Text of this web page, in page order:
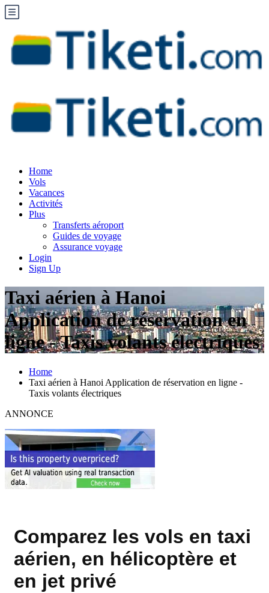
Home
Vols
Vacances
Activités
Plus
Transferts aéroport
Guides de voyage
Assurance voyage
Login
Sign Up
Taxi aérien à Hanoi
Application de réservation en
ligne - Taxis volants électriques
Home
Taxi aérien à Hanoi Application de réservation en ligne -
Taxis volants électriques
ANNONCE
Comparez les vols en taxi
aérien, en hélicoptère et
en jet privé